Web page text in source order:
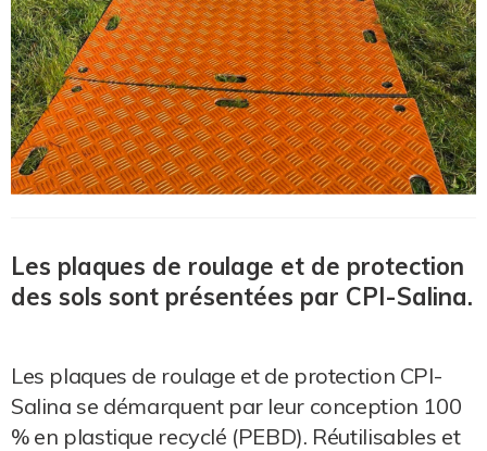
Les plaques de roulage et de protection
des sols sont présentées par CPI-Salina.
Les plaques de roulage et de protection CPI-
Salina se démarquent par leur conception 100
% en plastique recyclé (PEBD). Réutilisables et